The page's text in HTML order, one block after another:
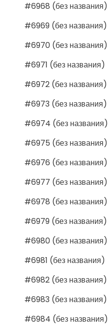
#6968 (без названия)
#6969 (без названия)
#6970 (без названия)
#6971 (без названия)
#6972 (без названия)
#6973 (без названия)
#6974 (без названия)
#6975 (без названия)
#6976 (без названия)
#6977 (без названия)
#6978 (без названия)
#6979 (без названия)
#6980 (без названия)
#6981 (без названия)
#6982 (без названия)
#6983 (без названия)
#6984 (без названия)